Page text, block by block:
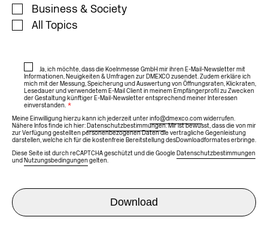
Business & Society
All Topics
Ja, ich möchte, dass die Koelnmesse GmbH mir ihren E-Mail-Newsletter mit
Informationen, Neuigkeiten & Umfragen zur DMEXCO zusendet. Zudem erkläre ich
mich mit der Messung, Speicherung und Auswertung von Öffnungsraten, Klickraten,
Lesedauer und verwendetem E-Mail Client in meinem Empfängerprofil zu Zwecken
der Gestaltung künftiger E-Mail-Newsletter entsprechend meiner Interessen
einverstanden. *
Meine Einwilligung hierzu kann ich jederzeit unterinfo@dmexco.comwiderrufen.
Nähere Infos finde ich hier:Datenschutzbestimmungen. Mir ist bewusst, dass die von mir
zur Verfügung gestellten personenbezogenen Daten die vertragliche Gegenleistung
darstellen, welche ich für die kostenfreie Bereitstellung des Downloadformates erbringe.
Diese Seite ist durch reCAPTCHA geschützt und die GoogleDatenschutzbestimmungen
undNutzungsbedingungengelten.